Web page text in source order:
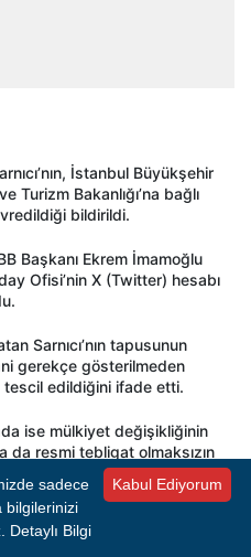
İstanbul Büyükşehir
Turizm Bakanlığı’na bağlı
bildirildi.
Başkanı Ekrem İmamoğlu
Ofisi’nin X (Twitter) hesabı
Sarnıcı’nın tapusunun
gerekçe gösterilmeden
tescil edildiğini ifade etti.
ise mülkiyet değişikliğinin
da resmi tebligat olmaksızın
-
Kabul Ediyorum
sadece
bilgilerinizi
Detaylı Bilgi